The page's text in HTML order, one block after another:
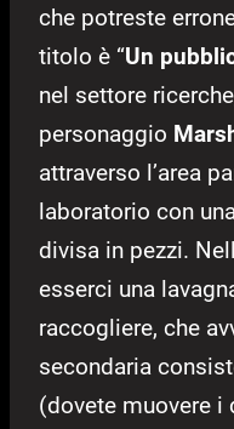
che potreste
titolo è “Un
nel settore
personaggio
attraverso l’area
laboratorio con
divisa in pezzi.
esserci una
raccogliere, che
secondaria
(dovete muovere